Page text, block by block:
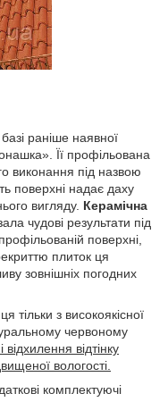
раніше наявної
Її профільована
виконання під назвою
поверхні надає даху
вигляду. Керамічна
чудові результати під
поверхні,
плиток ця
зовнішніх погодних
тільки з високоякісної
червоному
відтінку
вологості.
комплектуючі